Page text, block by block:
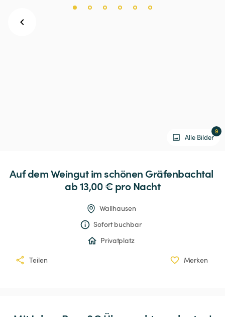
Alle Bilder
9
AufdemWeingutim schönen Gräfenbachtal
ab 13,00 € pro Nacht
Wallhausen
Sofort buchbar
Privatplatz
Teilen Merken